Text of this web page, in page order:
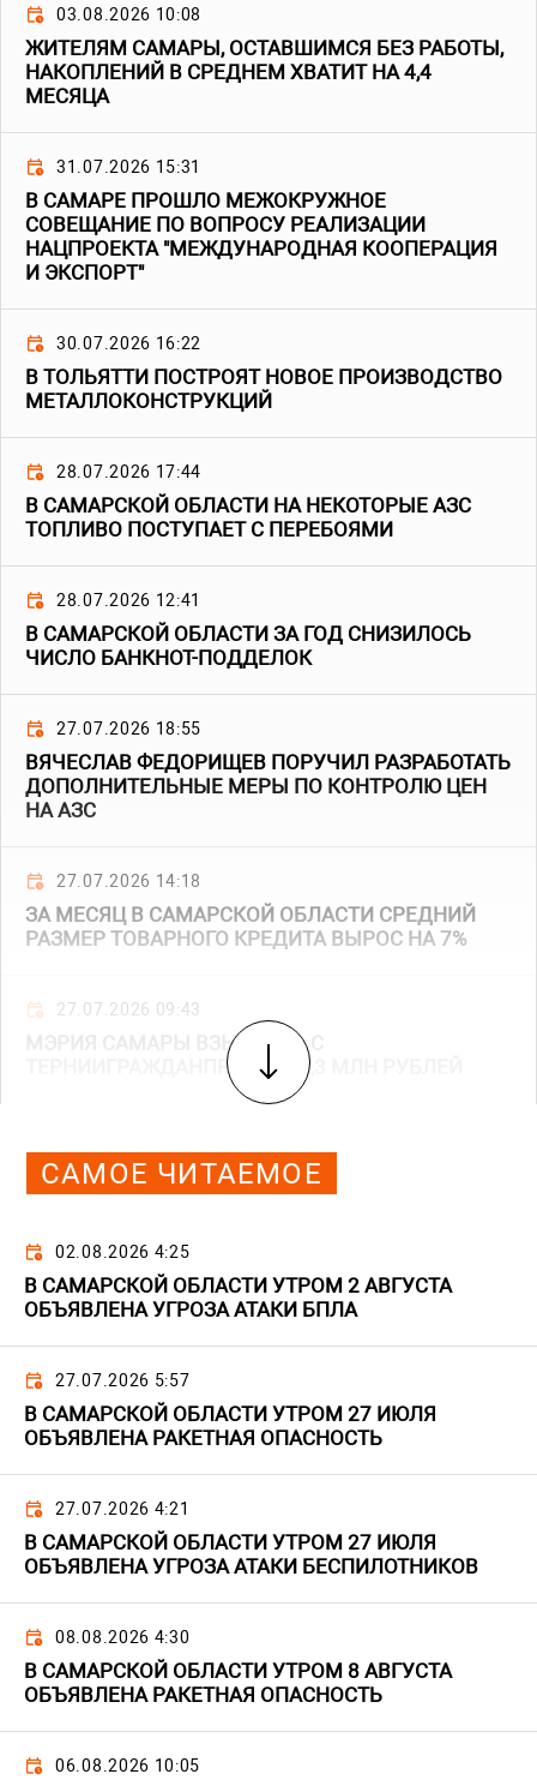
03.08.2026 10:08
ЖИТЕЛЯМ САМАРЫ, ОСТАВШИМСЯ БЕЗ РАБОТЫ,
НАКОПЛЕНИЙ В СРЕДНЕМ ХВАТИТ НА 4,4
МЕСЯЦА
31.07.2026 15:31
В САМАРЕ ПРОШЛО МЕЖОКРУЖНОЕ
СОВЕЩАНИЕ ПО ВОПРОСУ РЕАЛИЗАЦИИ
НАЦПРОЕКТА "МЕЖДУНАРОДНАЯ КООПЕРАЦИЯ
И ЭКСПОРТ"
30.07.2026 16:22
В ТОЛЬЯТТИ ПОСТРОЯТ НОВОЕ ПРОИЗВОДСТВО
МЕТАЛЛОКОНСТРУКЦИЙ
28.07.2026 17:44
В САМАРСКОЙ ОБЛАСТИ НА НЕКОТОРЫЕ АЗС
ТОПЛИВО ПОСТУПАЕТ С ПЕРЕБОЯМИ
28.07.2026 12:41
В САМАРСКОЙ ОБЛАСТИ ЗА ГОД СНИЗИЛОСЬ
ЧИСЛО БАНКНОТ-ПОДДЕЛОК
27.07.2026 18:55
ВЯЧЕСЛАВ ФЕДОРИЩЕВ ПОРУЧИЛ РАЗРАБОТАТЬ
ДОПОЛНИТЕЛЬНЫЕ МЕРЫ ПО КОНТРОЛЮ ЦЕН
НА АЗС
27.07.2026 14:18
ЗА МЕСЯЦ В САМАРСКОЙ ОБЛАСТИ СРЕДНИЙ
РАЗМЕР ТОВАРНОГО КРЕДИТА ВЫРОС НА 7%
27.07.2026 09:43
МЭРИЯ САМАРЫ ВЗЫСКАЛА С
ТЕРНИИГРАЖДАНПРОЕКТ 85,3 МЛН РУБЛЕЙ
САМОЕ ЧИТАЕМОЕ
02.08.2026 4:25
В САМАРСКОЙ ОБЛАСТИ УТРОМ 2 АВГУСТА
ОБЪЯВЛЕНА УГРОЗА АТАКИ БПЛА
27.07.2026 5:57
В САМАРСКОЙ ОБЛАСТИ УТРОМ 27 ИЮЛЯ
ОБЪЯВЛЕНА РАКЕТНАЯ ОПАСНОСТЬ
27.07.2026 4:21
В САМАРСКОЙ ОБЛАСТИ УТРОМ 27 ИЮЛЯ
ОБЪЯВЛЕНА УГРОЗА АТАКИ БЕСПИЛОТНИКОВ
08.08.2026 4:30
В САМАРСКОЙ ОБЛАСТИ УТРОМ 8 АВГУСТА
ОБЪЯВЛЕНА РАКЕТНАЯ ОПАСНОСТЬ
06.08.2026 10:05